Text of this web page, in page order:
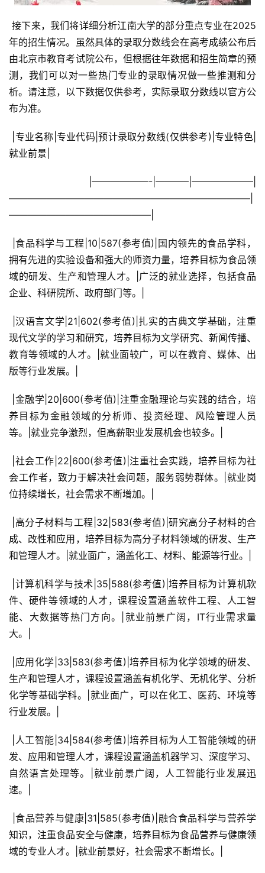
接下来，我们将详细分析江南大学的部分重点专业在2025
年的招生情况。虽然具体的录取分数线会在高考成绩公布后
由北京市教育考试院公布，但根据往年数据和招生简章的预
测，我们可以对一些热门专业的录取情况做一些推测和分
析。请注意，以下数据仅供参考，实际录取分数线以官方公
布为准。
就业前景|
—————————————————————————–|
———————————————|
拥有先进的实验设备和强大的师资力量，培养目标为食品领
域的研发、生产和管理人才。|广泛的就业选择，包括食品
企业、科研院所、政府部门等。|
现代文学的学习和研究，培养目标为文学研究、新闻传播、
教育等领域的人才。|就业面较广，可以在教育、媒体、出
版等行业发展。|
养目标为金融领域的分析师、投资经理、风险管理人员
等。|就业竞争激烈，但高薪职业发展机会也较多。|
会工作者，致力于解决社会问题，服务弱势群体。|就业岗
位持续增长，社会需求不断增加。|
成、改性和应用，培养目标为高分子材料领域的研发、生产
和管理人才。|就业面广，涵盖化工、材料、能源等行业。|
件、硬件等领域的人才，课程设置涵盖软件工程、人工智
能、大数据等热门方向。|就业前景广阔，IT行业需求量
大。|
生产和管理人才，课程设置涵盖有机化学、无机化学、分析
化学等基础学科。|就业面广，可以在化工、医药、环境等
行业发展。|
发、应用和管理人才，课程设置涵盖机器学习、深度学习、
自然语言处理等。|就业前景广阔，人工智能行业发展迅
速。|
知识，注重食品安全与健康，培养目标为食品营养与健康领
域的专业人才。|就业前景好，社会需求不断增长。|